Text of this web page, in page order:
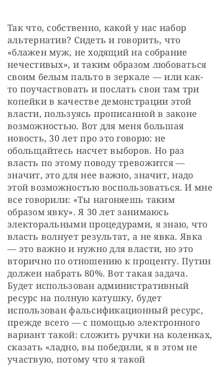
Так что, собственно, какой у нас набор
альтернатив? Сидеть и говорить, что
«блажен муж, не ходящий на собрание
нечестивых», и таким образом любоваться
своим белым пальто в зеркале — или как-
то поучаствовать и послать свои там три
копейки в качестве демонстрации этой
власти, пользуясь прописанной в законе
возможностью. Вот для меня большая
новость, 30 лет про это говорю: не
обольщайтесь насчет выборов. Но раз
власть по этому поводу тревожится —
значит, это для нее важно, значит, надо
этой возможностью воспользоваться. И мне
все говорили: «Ты нагоняешь таким
образом явку». Я 30 лет занимаюсь
электоральными процедурами, я знаю, что
власть волнует результат, а не явка. Явка
— это важно и нужно для власти, но это
вторично по отношению к проценту. Путин
должен набрать 80%. Вот такая задача.
Будет использован административный
ресурс на полную катушку, будет
использован фальсификационный ресурс,
прежде всего — с помощью электронного
вариант такой: сложить ручки на коленках,
сказать «ладно, вы победили, я в этом не
участвую, потому что я такой